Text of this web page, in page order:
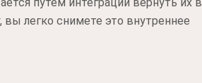
легко снимете это внутреннее